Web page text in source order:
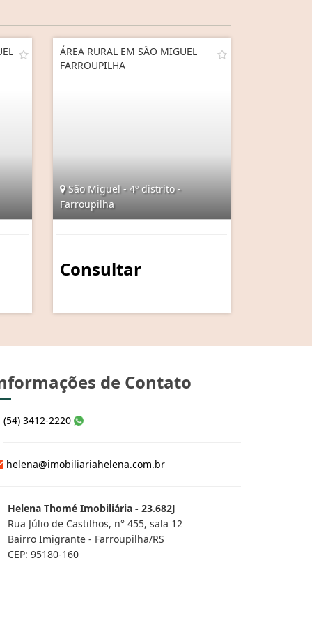
ÁREA RURAL EM SÃO MIGUEL
FARROUPILHA
São Miguel - 4º distrito -
Farroupilha
Consultar
de Contato
(54) 3412-2220
helena@imobiliariahelena.com.br
Helena Thomé Imobiliária - 23.682J
Rua Júlio de Castilhos, n° 455, sala 12
Bairro Imigrante - Farroupilha/RS
CEP: 95180-160